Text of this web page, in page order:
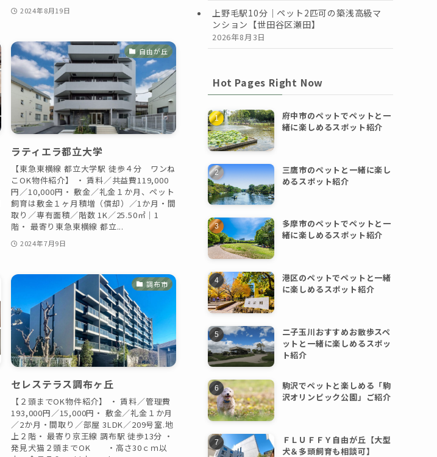
2024年8月19日
自由が丘
ラティエラ都立大学
【東急東横線 都立大学駅 徒歩４分 ワンね
こOK物件紹介】 ・ 賃料／共益費119,000
円／10,000円・ 敷金／礼金１か月、ペット
飼育は敷金１ヶ月積増（償却）／1か月・間
取り／専有面積／階数 1K／25.50㎡｜1
階・ 最寄り東急東横線 都立...
2024年7月9日
調布市
セレステラス調布ヶ丘
【２頭までOK物件紹介】 ・ 賃料／管理費
193,000円／15,000円・ 敷金／礼金１か月
／2か月・間取り／部屋 3LDK／209号室.地
上２階・ 最寄り京王線 調布駅 徒歩13分 ・
発見犬猫２頭までOK ・高さ30ｃｍ以
上野毛駅10分｜ペット2匹可の築浅高級マ
ンション【世田谷区瀬田】
2026年8月3日
Hot Pages Right Now
府中市のペットでペットと一
緒に楽しめるスポット紹介
三鷹市のペットと一緒に楽し
めるスポット紹介
多摩市のペットでペットと一
緒に楽しめるスポット紹介
港区のペットでペットと一緒
に楽しめるスポット紹介
二子玉川おすすめお散歩スペ
ットと一緒に楽しめるスポッ
ト紹介
駒沢でペットと楽しめる「駒
沢オリンピック公園」ご紹介
ＦＬＵＦＦＹ自由が丘【大型
犬＆多頭飼育も相談可】